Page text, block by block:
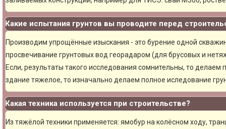
Какие испытания грунтов вы проводите перед
Производим упрощённые изыскания - это бурение одной
просвечивание грунтовых вод георадаром (для брусовых и
Если, результаты такого исследования сомнительны, то
здание тяжелое, то изначально делаем полное иследование
Какая техника используется при строительстве?
Из тяжёлой техники применяется: ямобур на колёсном ходу,